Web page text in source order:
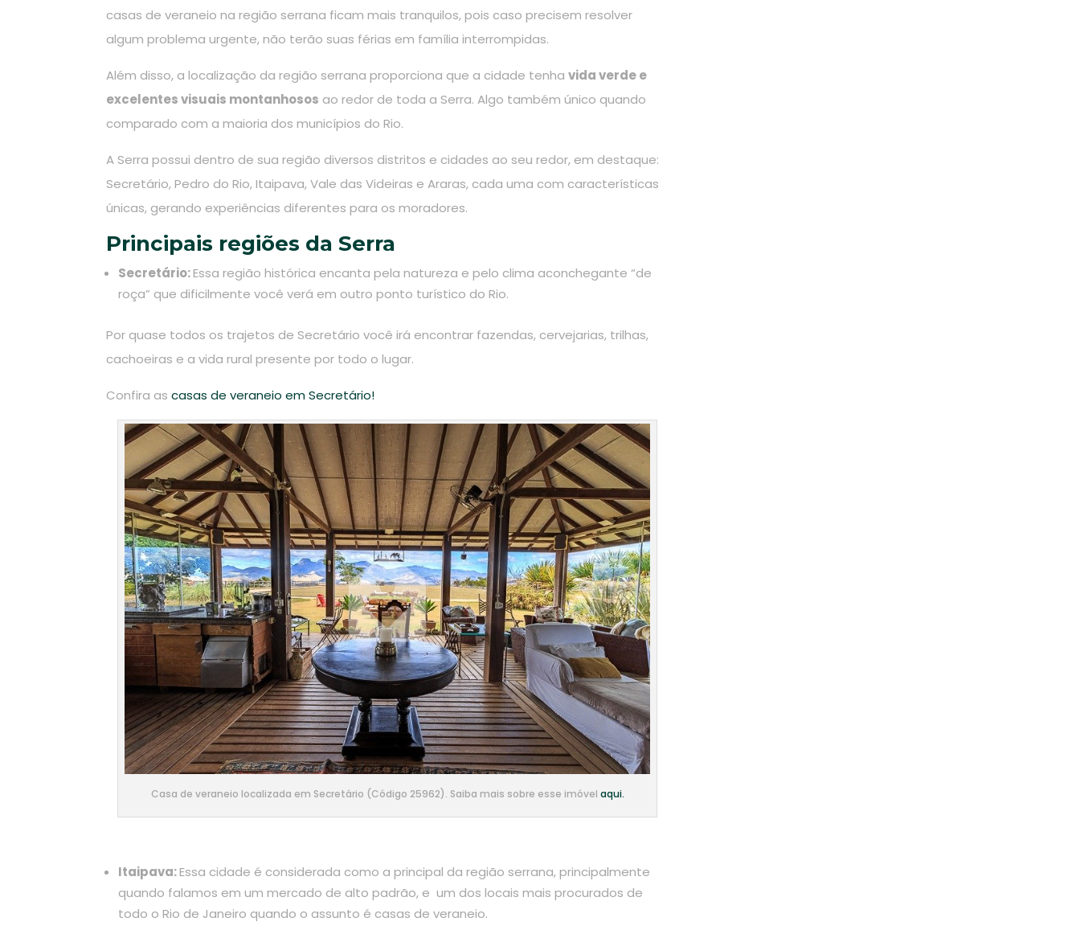
casas de veraneio na região serrana ficam mais tranquilos, pois caso precisem resolver
algum problema urgente, não terão suas férias em família interrompidas.
Além disso, a localização da região serrana proporciona que a cidade tenha vida verde e
excelentes visuais montanhosos ao redor de toda a Serra. Algo também único quando
comparado com a maioria dos municípios do Rio.
A Serra possui dentro de sua região diversos distritos e cidades ao seu redor, em destaque:
Secretário, Pedro do Rio, Itaipava, Vale das Videiras e Araras, cada uma com características
únicas, gerando experiências diferentes para os moradores.
Principais regiões da Serra
Secretário:Essa região histórica encanta pela natureza e pelo clima aconchegante “de
roça” que dificilmente você verá em outro ponto turístico do Rio.
Por quase todos os trajetos de Secretário você irá encontrar fazendas, cervejarias, trilhas,
cachoeiras e a vida rural presente por todo o lugar.
Confira as casas de veraneio em Secretário!
Casa de veraneio localizada em Secretário (Código 25962). Saiba mais sobre esse imóvel aqui.
Itaipava:Essa cidade é considerada como a principal da região serrana, principalmente
quando falamos em um mercado de alto padrão, e um dos locais mais procurados de
todo o Rio de Janeiro quando o assunto é casas de veraneio.